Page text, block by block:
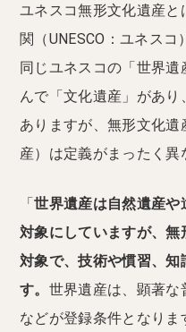
ユネスコ無形文化遺産
関（UNESCO：ユネスコ
同じユネスコの「世界
んで「文化遺産」があ
ありますが、無形文化
産）は定義がまったく異
「世界遺産は自然遺産や
対象にしていますが、
対象で、技術や慣習、知
す。 世界遺産は、顕著な
などが登録条件となり